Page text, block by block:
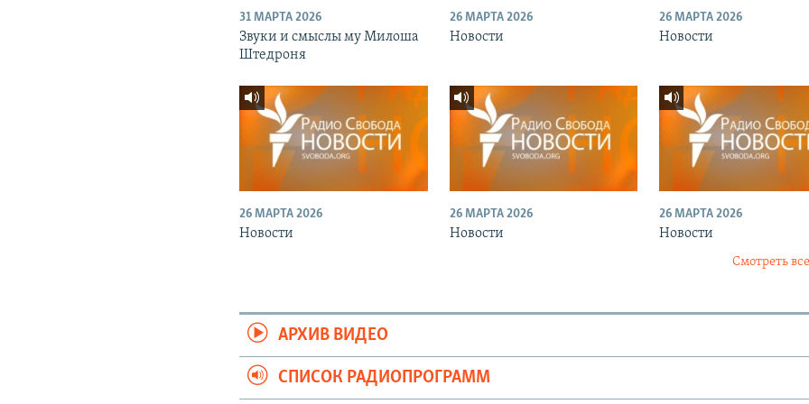
31 МАРТА 2026
Звуки и смыслы му Милоша
Штедроня
26 МАРТА 2026
Новости
26 МАРТА 2026
Новости
26 МАРТА 2026
Новости
26 МАРТА 2026
Новости
26 МАРТА 2026
Новости
Смотреть
АРХИВ ВИДЕО
СПИСОК РАДИОПРОГРАММ